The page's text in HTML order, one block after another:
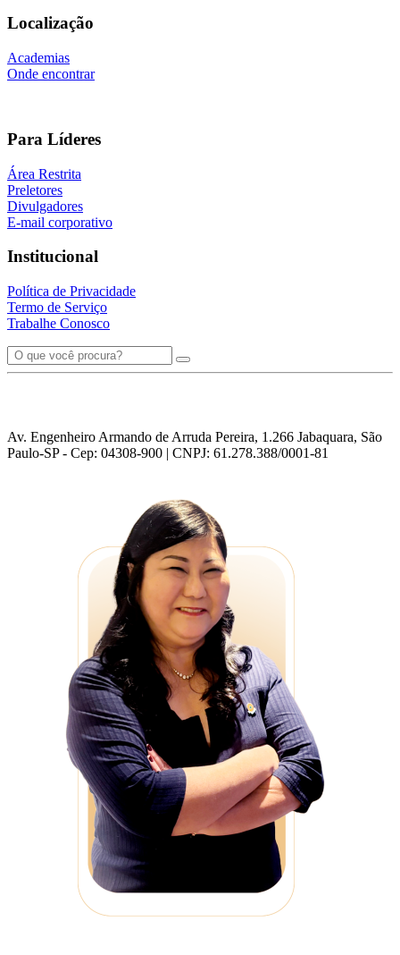
Localização
Academias
Onde encontrar
Para Líderes
Área Restrita
Preletores
Divulgadores
E-mail corporativo
Institucional
Política de Privacidade
Termo de Serviço
Trabalhe Conosco
Av. Engenheiro Armando de Arruda Pereira, 1.266 Jabaquara, São
Paulo-SP - Cep: 04308-900 | CNPJ: 61.278.388/0001-81